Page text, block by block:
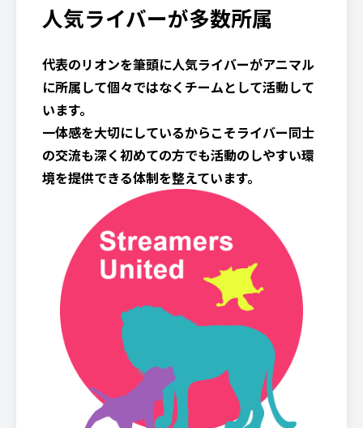
人気ライバーが多数所属
代表のリオンを筆頭に人気ライバーがアニマル
に所属して個々ではなくチームとして活動して
います。
一体感を大切にしているからこそライバー同士
の交流も深く初めての方でも活動のしやすい環
境を提供できる体制を整えています。